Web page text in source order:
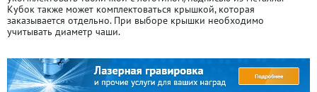
Кубок также может комплектоваться крышкой, которая
заказывается отдельно. При выборе крышки необходимо
учитывать диаметр чаши.